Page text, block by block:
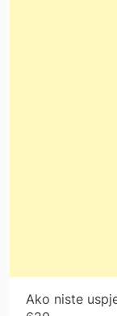
Ako niste